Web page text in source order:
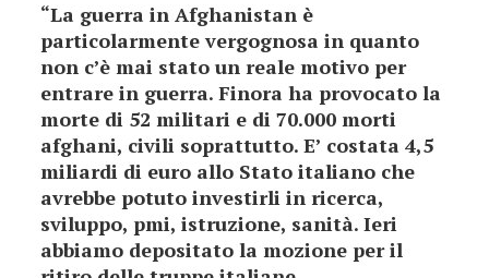
“La guerra in Afghanistan è
particolarmente vergognosa in quanto
non c’è mai stato un reale motivo per
entrare in guerra. Finora ha provocato la
morte di 52 militari e di 70.000 morti
afghani, civili soprattutto. E’ costata 4,5
miliardi di euro allo Stato italiano che
avrebbe potuto investirli in ricerca,
sviluppo, pmi, istruzione, sanità. Ieri
abbiamo depositato la mozione per il